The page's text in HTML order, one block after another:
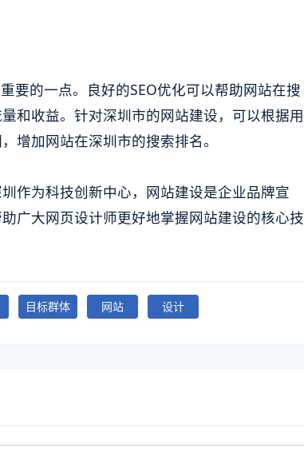
要的一点。良好的SEO优化可以帮助网站在搜
和收益。针对深圳市的网站建设，可以根据用
增加网站在深圳市的搜索排名。
作为科技创新中心，网站建设是企业品牌宣
广大网页设计师更好地掌握网站建设的核心技
目标群体 网站 设计